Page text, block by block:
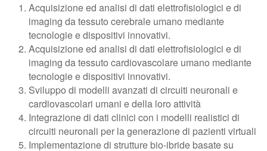
Acquisizione ed analisi di dati elettrofisiologici e di
imaging da tessuto cerebrale umano mediante
tecnologie e dispositivi innovativi.
Acquisizione ed analisi di dati elettrofisiologici e di
imaging da tessuto cardiovascolare umano mediante
tecnologie e dispositivi innovativi.
Sviluppo di modelli avanzati di circuiti neuronali e
cardiovascolari umani e della loro attività
Integrazione di dati clinici con i modelli realistici di
circuiti neuronali per la generazione di pazienti virtuali
Implementazione di strutture bio-ibride basate su